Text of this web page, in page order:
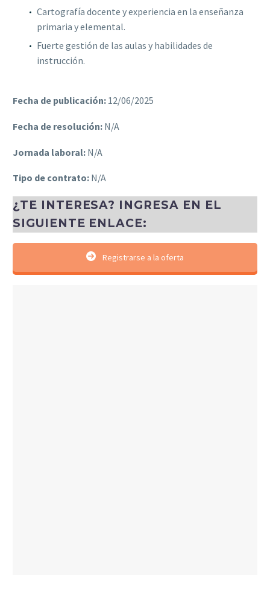
Cartografía docente y experiencia en la enseñanza
primaria y elemental.
Fuerte gestión de las aulas y habilidades de
instrucción.
Fecha de publicación: 12/06/2025
Fecha de resolución: N/A
Jornada laboral: N/A
Tipo de contrato: N/A
¿TE INTERESA? INGRESA EN EL
SIGUIENTE ENLACE:
Registrarse a la oferta